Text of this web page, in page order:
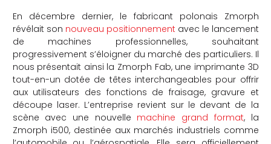
En décembre dernier, le fabricant polonais Zmorph
révélait son nouveau positionnement avec le lancement
de machines professionnelles, souhaitant
progressivement s’éloigner du marché des particuliers. Il
nous présentait ainsi la Zmorph Fab, une imprimante 3D
tout-en-un dotée de têtes interchangeables pour offrir
aux utilisateurs des fonctions de fraisage, gravure et
découpe laser. L’entreprise revient sur le devant de la
scène avec une nouvelle machine grand format, la
Zmorph i500, destinée aux marchés industriels comme